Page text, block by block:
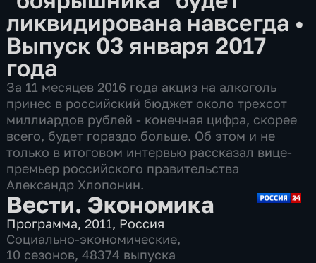
ликвидирована навсегда •
Выпуск 03 января 2017
года
За 11 месяцев 2016 года акциз на алкоголь
принес в российский бюджет около трехсот
миллиардов рублей - конечная цифра, скорее
всего, будет гораздо больше. Об этом и не
только в итоговом интервью рассказал вице-
премьер российского правительства
Александр Хлопонин.
Вести. Экономика
Программа,2011, Россия
Социально-экономические,
10 сезонов, 48374 выпуска